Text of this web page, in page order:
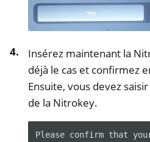
navigation of Logiciel
Insérez maintenant la
déjà le cas et confirmez
Ensuite, vous devez
de la Nitrokey.
Please confirm that